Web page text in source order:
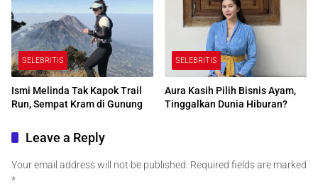
SELEBRITIS
Ismi Melinda Tak Kapok Trail
Run, Sempat Kram di Gunung
SELEBRITIS
Aura Kasih Pilih Bisnis Ayam,
Tinggalkan Dunia Hiburan?
Leave a Reply
Your email address will not be published. Required fields are marked
*